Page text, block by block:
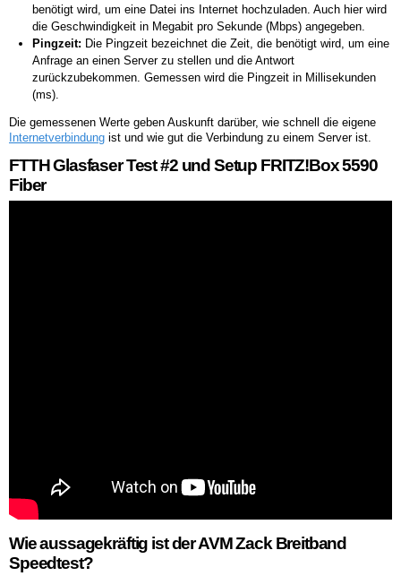
benötigt wird, um eine Datei ins Internet hochzuladen. Auch hier wird
die Geschwindigkeit in Megabit pro Sekunde (Mbps) angegeben.
Pingzeit: Die Pingzeit bezeichnet die Zeit, die benötigt wird, um eine
Anfrage an einen Server zu stellen und die Antwort
zurückzubekommen. Gemessen wird die Pingzeit in Millisekunden
(ms).
Die gemessenen Werte geben Auskunft darüber, wie schnell die eigene
Internetverbindung ist und wie gut die Verbindung zu einem Server ist.
FTTH Glasfaser Test #2 und Setup FRITZ!Box 5590
Fiber
Wie aussagekräftig ist der AVM Zack Breitband
Speedtest?